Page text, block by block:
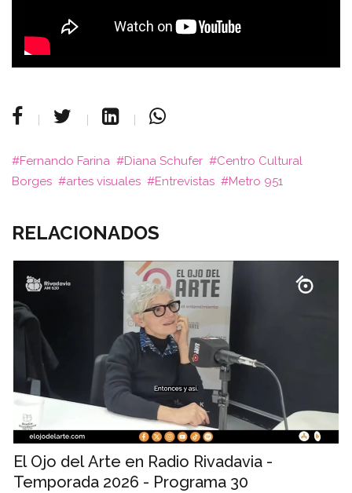
Fernando Farina Diana Schufer
Centro Cultural
Borges
artes visuales Entrevistas Metro 951
RELACIONADOS
El Ojo del Arte en Radio Rivadavia -
Temporada 2026 - Programa 30